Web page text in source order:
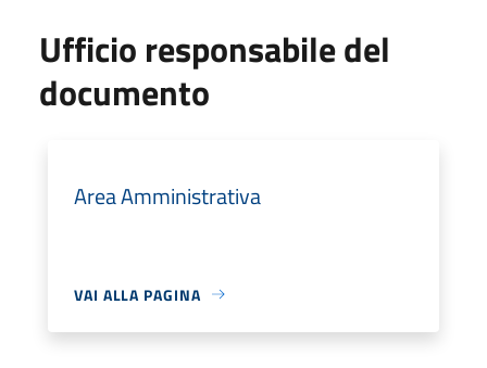
Ufficio responsabile del
documento
Area Amministrativa
VAI ALLA PAGINA